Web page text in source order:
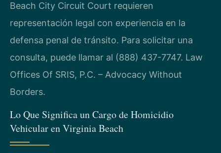
Beach City Circuit Court requieren
representación legal con experiencia en la
defensa penal de tránsito. Para solicitar una
consulta, puede llamar al (888) 437-7747. Law
Offices Of SRIS, P.C. – Advocacy Without
Borders.
Lo Que Significa un Cargo de Homicidio
Vehicular en Virginia Beach